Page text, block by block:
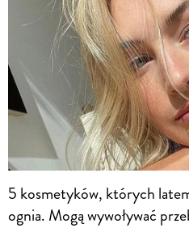
5 kosmetyków, których
ognia. Mogą wywoływać